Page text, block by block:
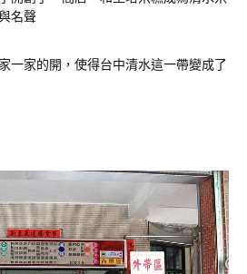
名聲
一家的開，使得台中清水這一帶變成了